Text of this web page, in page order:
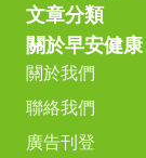
文章分類
關於早安健康
關於我們
聯絡我們
廣告刊登